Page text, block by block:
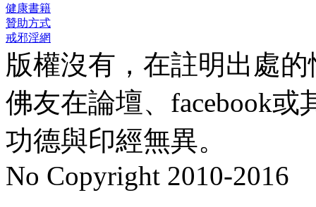
健康書籍
贊助方式
戒邪淫網
版權沒有，在註明出處
佛友在論壇、facebook
功德與印經無異。
No Copyright 2010-2016